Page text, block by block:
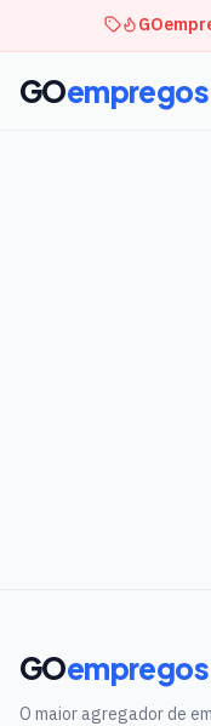
GOempregos
GOempregos
O maior agregador de